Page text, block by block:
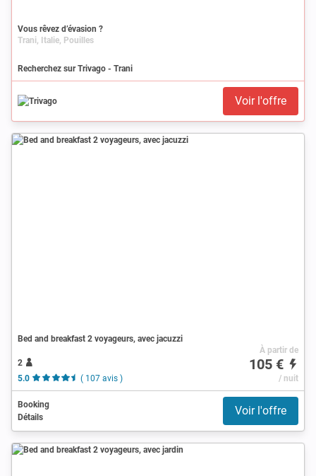
Vous rêvez d’évasion ?
Trani, Italie, Pouilles
Recherchez sur Trivago - Trani
Voir l'offre
Bed and breakfast 2 voyageurs, avec jacuzzi
2
5.0
( 107 avis )
À partir de
105 €
/ nuit
Booking
Détails
Voir l'offre